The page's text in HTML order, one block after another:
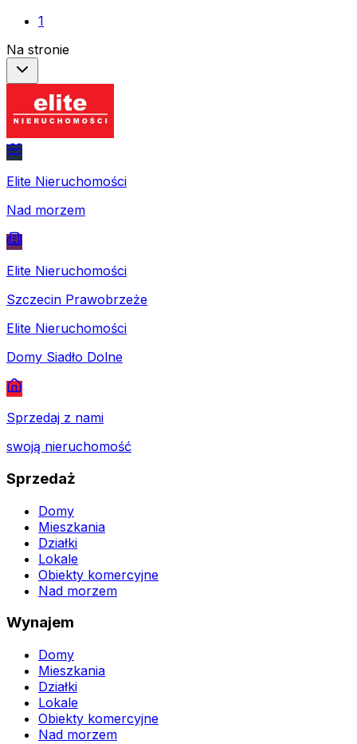
1
Na stronie
Elite Nieruchomości
Nad morzem
Elite Nieruchomości
Szczecin Prawobrzeże
Elite Nieruchomości
Domy Siadło Dolne
Sprzedaj z nami
swoją nieruchomość
Sprzedaż
Domy
Mieszkania
Działki
Lokale
Obiekty komercyjne
Nad morzem
Wynajem
Domy
Mieszkania
Działki
Lokale
Obiekty komercyjne
Nad morzem